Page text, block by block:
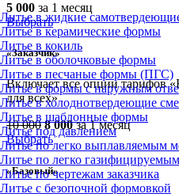
Литье в жидкие
Литье в керамические формы
Литье в кокиль
Литье в оболочковые формы
Литье в песчаные формы (ПГС)
Литье в формы с наружным
Литье в холоднотвердеющие
Литье в шаблонные формы
Литье под давлением
Литье по легко выплавляемым
Литье по легко
Литье по чертежам заказчика
Литье с безопочной формовкой
5 000 за 1 месяц
Выбрать
«Заказчик»
Включает все опции тарифов
для всех»
10 000 8 000 за 1 месяц
Выбрать
«Базовый»